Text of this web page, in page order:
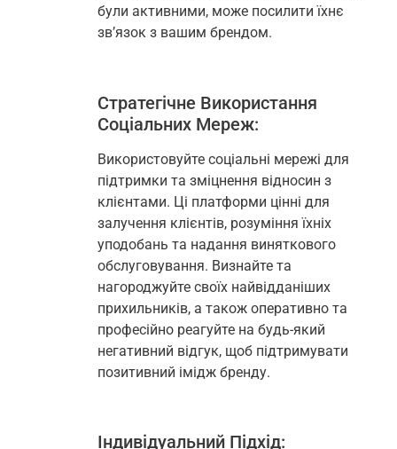
були активними, може посилити їхнє
зв’язок з вашим брендом.
Стратегічне Використання
Соціальних Мереж:
Використовуйте соціальні мережі для
підтримки та зміцнення відносин з
клієнтами. Ці платформи цінні для
залучення клієнтів, розуміння їхніх
уподобань та надання виняткового
обслуговування. Визнайте та
нагороджуйте своїх найвідданіших
прихильників, а також оперативно та
професійно реагуйте на будь-який
негативний відгук, щоб підтримувати
позитивний імідж бренду.
Індивідуальний Підхід: